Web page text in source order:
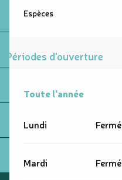
Espèces
Périodes d'ouverture
Toute l'année
Toute l'année
Lundi Fermé
Mardi Fermé